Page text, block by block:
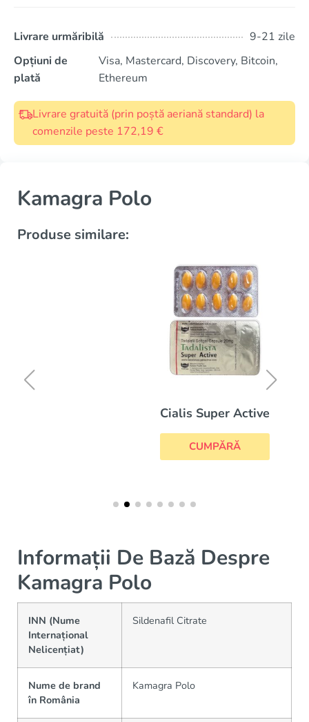
Livrare urmăribilă
9-21 zile
Opțiuni de
plată
Visa, Mastercard, Discovery, Bitcoin,
Ethereum
Livrare gratuită (prin poștă aeriană standard) la
comenzile peste 172,19 €
Kamagra Polo
Produse similare:
Cialis Super Active
Informații De Bază Despre
Kamagra Polo
INN (Nume
Internațional
Nelicențiat)
Sildenafil Citrate
Nume de brand
în România
Kamagra Polo